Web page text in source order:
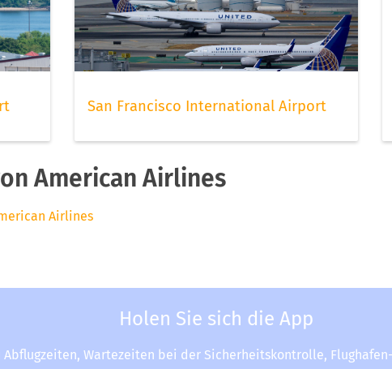
San Francisco International Airport
American Airlines
Airlines
Holen Sie sich die App
Abflugzeiten, Wartezeiten bei der Sicherheitskontrolle,